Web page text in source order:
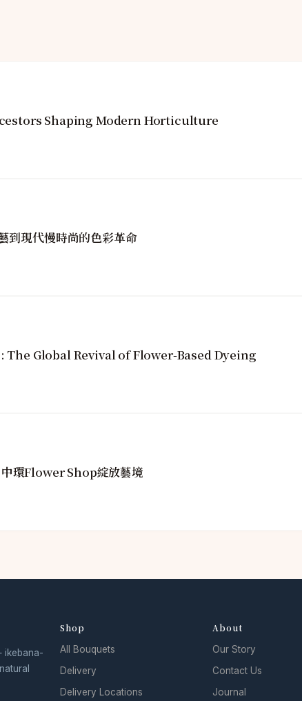
Shaping Modern Horticulture
到現代慢時尚的色彩革命
Global Revival of Flower-Based Dyeing
環Flower Shop綻放藝境
ikebana-
Shop
All Bouquets
Delivery
Delivery Locations
About
Our Story
Contact Us
Journal